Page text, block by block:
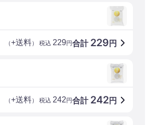
合計 229 円
（+送料） 税込 229円
合計 242円
（+送料） 税込 242円